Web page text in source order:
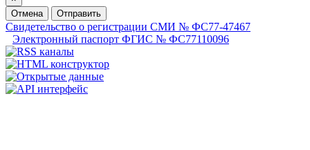
Отмена
Отправить
Свидетельство о регистрации СМИ № ФС77-47467
Электронный паспорт ФГИС № ФС77110096